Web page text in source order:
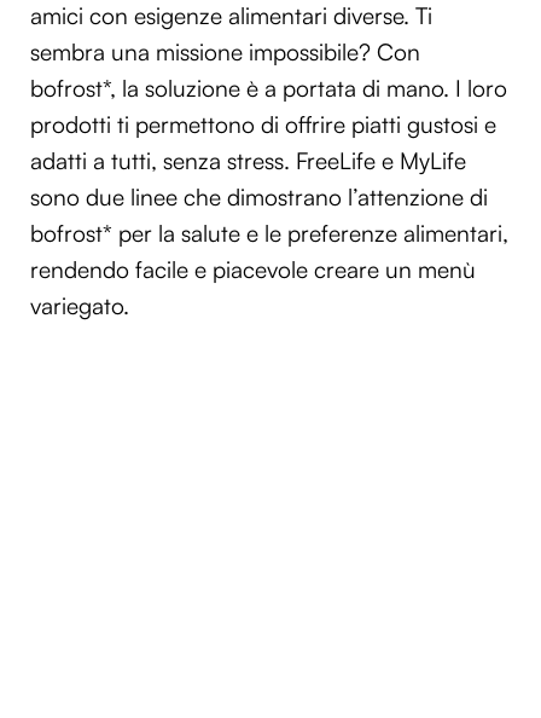
amici con esigenze alimentari diverse. Ti
sembra una missione impossibile? Con
bofrost*, la soluzione è a portata di mano. I loro
prodotti ti permettono di offrire piatti gustosi e
adatti a tutti, senza stress. FreeLife e MyLife
sono due linee che dimostrano l’attenzione di
bofrost* per la salute e le preferenze alimentari,
rendendo facile e piacevole creare un menù
variegato.